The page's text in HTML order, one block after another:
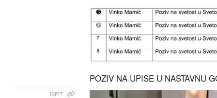
POZIV NA UPISE U NASTAVNU
ISPIT